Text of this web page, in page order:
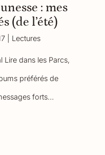
: mes
(de l’été)
Lectures
Lire dans les Parcs,
préférés de
forts…